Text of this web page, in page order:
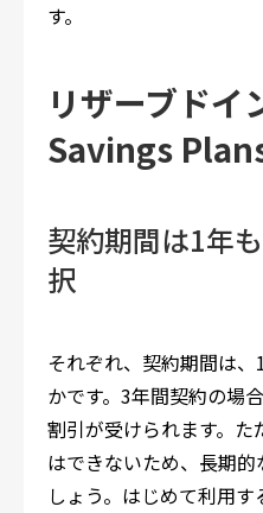
す。
リザーブドイ
Savings
契約期間は1年
択
それぞれ、契約期間は
かです。3年間契約の場
割引が受けられます。
はできないため、長期
しょう。はじめて利用